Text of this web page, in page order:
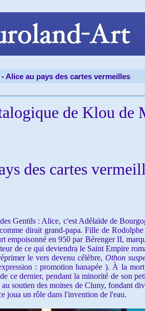
-Alice au pays des cartes vermeilles
de Klou de
des cartes
Gentils : Alice, c'est Adélaïde de
dirait grand-papa. Fille de
empoisonné en 950 par Bérenger II,
de ce qui deviendra le Saint Empire
le vers devenu célèbre, Othon
: promotion hanapée ). À la
ce dernier, pendant la minorité de son
soutien des moines de Cluny, fondant
joua un rôle dans l'invention de l'eau.